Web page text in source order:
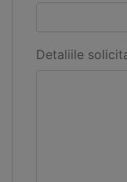
Detaliile